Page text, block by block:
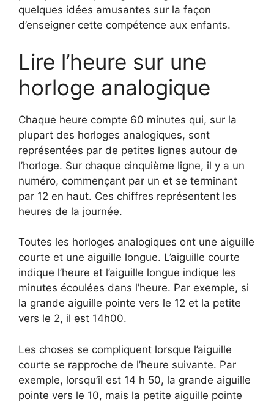
quelques idées amusantes sur la façon
d’enseigner cette compétence aux enfants.
Lire l’heure sur une
horloge analogique
Chaque heure compte 60 minutes qui, sur la
plupart des horloges analogiques, sont
représentées par de petites lignes autour de
l’horloge. Sur chaque cinquième ligne, il y a un
numéro, commençant par un et se terminant
par 12 en haut. Ces chiffres représentent les
heures de la journée.
Toutes les horloges analogiques ont une aiguille
courte et une aiguille longue. L’aiguille courte
indique l’heure et l’aiguille longue indique les
minutes écoulées dans l’heure. Par exemple, si
la grande aiguille pointe vers le 12 et la petite
vers le 2, il est 14h00.
Les choses se compliquent lorsque l’aiguille
courte se rapproche de l’heure suivante. Par
exemple, lorsqu’il est 14 h 50, la grande aiguille
pointe vers le 10, mais la petite aiguille pointe